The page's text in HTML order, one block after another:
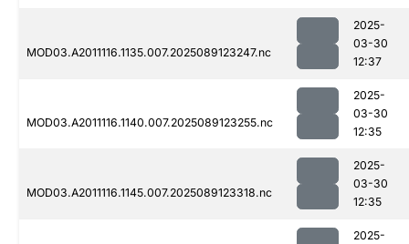
MOD03.A2011116.1135.007.2025089123247.nc
2025-
03-30
12:37
MOD03.A2011116.1140.007.2025089123255.nc
2025-
03-30
12:35
MOD03.A2011116.1145.007.2025089123318.nc
2025-
03-30
12:35
2025-